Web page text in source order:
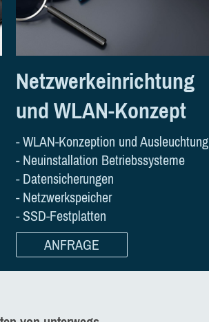
Netzwerkeinrichtung
und WLAN-Konzept
- WLAN-Konzeption und Ausleuchtung
- Neuinstallation Betriebssysteme
- Datensicherungen
- Netzwerkspeicher
- SSD-Festplatten
ANFRAGE